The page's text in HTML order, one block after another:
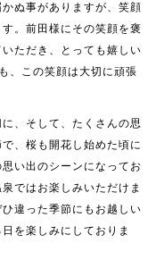
ぬ事がありますが、笑顔
。前田様にその笑顔を褒
ただき、とっても嬉しい
、この笑顔は大切に頑張
、そして、たくさんの思
、桜も開花し始めた頃に
い出のシーンになってお
ではお楽しみいただけま
違った季節にもお越しい
を楽しみにしておりま